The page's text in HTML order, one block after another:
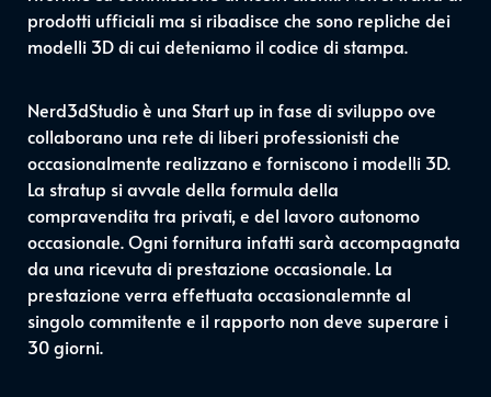
prodotti ufficiali ma si ribadisce che sono repliche dei
modelli 3D di cui deteniamo il codice di stampa.
Nerd3dStudio è una Start up in fase di sviluppo ove
collaborano una rete di liberi professionisti che
occasionalmente realizzano e forniscono i modelli 3D.
La stratup si avvale della formula della
compravendita tra privati, e del lavoro autonomo
occasionale. Ogni fornitura infatti sarà accompagnata
da una ricevuta di prestazione occasionale. La
prestazione verra effettuata occasionalemnte al
singolo commitente e il rapporto non deve superare i
30 giorni.